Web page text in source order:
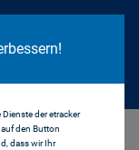
der etracker
den Button
dass wir Ihr